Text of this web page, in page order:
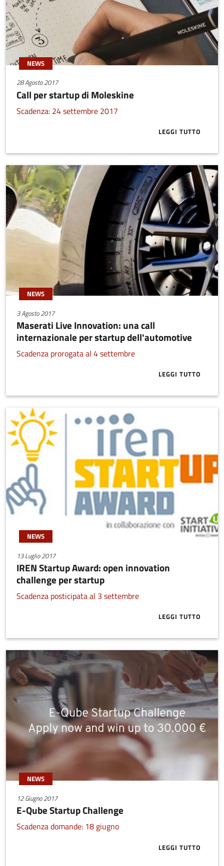
NEWS
28 Agosto 2017
Call per startup di Moleskine
Scadenza: 24 settembre 2017
LEGGI TUTTOABOUT CALL
NEWS
3 Agosto 2017
Maserati Live Innovation: una call
internazionale per startup dell'automotive
Scadenza prorogata al 4 settembre
LEGGI TUTTO
ABOUT
NEWS
13 Luglio 2017
IREN Startup Award: open innovation
challenge per startup
Scadenza posticipata al 3 settembre
LEGGI TUTTOABOUT IREN
NEWS
12 Giugno 2017
E-Qube Startup Challenge
Scadenza domande: 18 giugno
LEGGI TUTTO
ABOUT E-